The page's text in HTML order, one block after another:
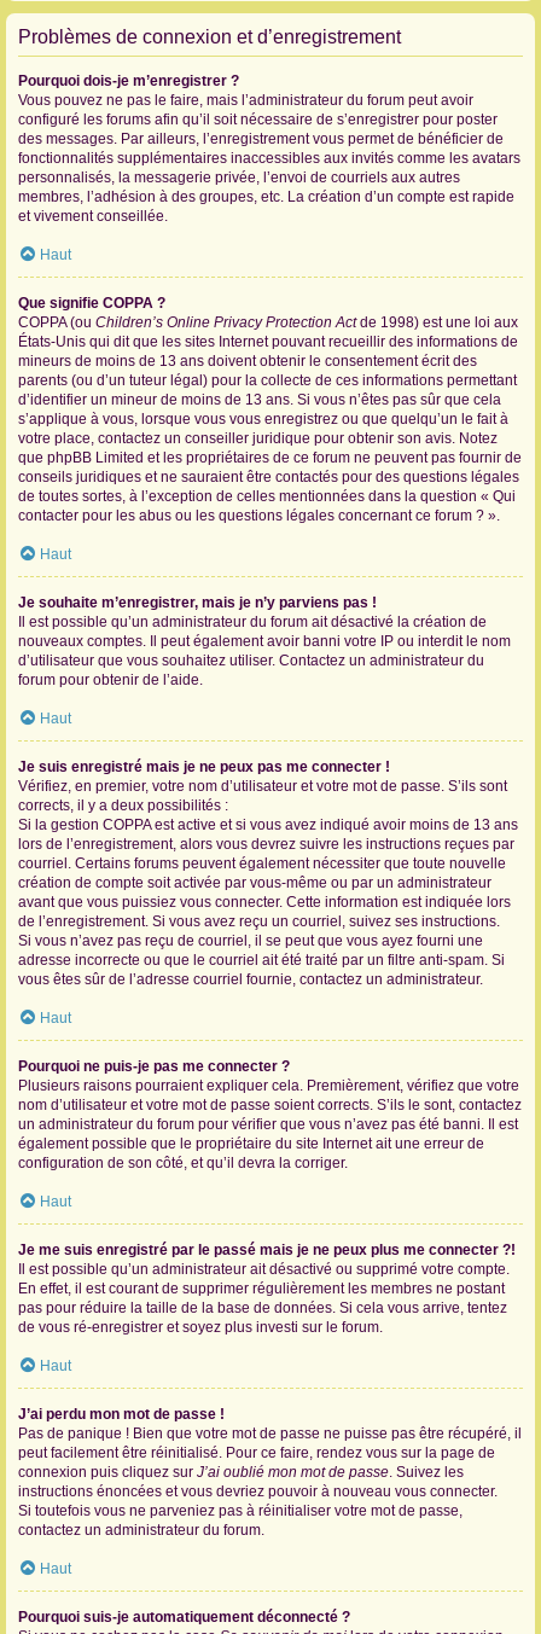
Problèmes de connexion et d’enregistrement
Pourquoi dois-je m’enregistrer ?
Vous pouvez ne pas le faire, mais l’administrateur du forum peut avoir
configuré les forums afin qu’il soit nécessaire de s’enregistrer pour poster
des messages. Par ailleurs, l’enregistrement vous permet de bénéficier de
fonctionnalités supplémentaires inaccessibles aux invités comme les avatars
personnalisés, la messagerie privée, l’envoi de courriels aux autres
membres, l’adhésion à des groupes, etc. La création d’un compte est rapide
et vivement conseillée.
Haut
Que signifie COPPA ?
COPPA (ou Children’s Online Privacy Protection Actde 1998) est une loi aux
États-Unis qui dit que les sites Internet pouvant recueillir des informations de
mineurs de moins de 13 ans doivent obtenir le consentement écrit des
parents (ou d’un tuteur légal) pour la collecte de ces informations permettant
d’identifier un mineur de moins de 13 ans. Si vous n’êtes pas sûr que cela
s’applique à vous, lorsque vous vous enregistrez ou que quelqu’un le fait à
votre place, contactez un conseiller juridique pour obtenir son avis. Notez
que phpBB Limited et les propriétaires de ce forum ne peuvent pas fournir de
conseils juridiques et ne sauraient être contactés pour des questions légales
de toutes sortes, à l’exception de celles mentionnées dans la question « Qui
contacter pour les abus ou les questions légales concernant ce forum ? ».
Haut
Je souhaite m’enregistrer, mais je n’y parviens pas !
Il est possible qu’un administrateur du forum ait désactivé la création de
nouveaux comptes. Il peut également avoir banni votre IP ou interdit le nom
d’utilisateur que vous souhaitez utiliser. Contactez un administrateur du
forum pour obtenir de l’aide.
Haut
Je suis enregistré mais je ne peux pas me connecter !
Vérifiez, en premier, votre nom d’utilisateur et votre mot de passe. S’ils sont
corrects, il y a deux possibilités :
Si la gestion COPPA est active et si vous avez indiqué avoir moins de 13 ans
lors de l’enregistrement, alors vous devrez suivre les instructions reçues par
courriel. Certains forums peuvent également nécessiter que toute nouvelle
création de compte soit activée par vous-même ou par un administrateur
avant que vous puissiez vous connecter. Cette information est indiquée lors
de l’enregistrement. Si vous avez reçu un courriel, suivez ses instructions.
Si vous n’avez pas reçu de courriel, il se peut que vous ayez fourni une
adresse incorrecte ou que le courriel ait été traité par un filtre anti-spam. Si
vous êtes sûr de l’adresse courriel fournie, contactez un administrateur.
Haut
Pourquoi ne puis-je pas me connecter ?
Plusieurs raisons pourraient expliquer cela. Premièrement, vérifiez que votre
nom d’utilisateur et votre mot de passe soient corrects. S’ils le sont, contactez
un administrateur du forum pour vérifier que vous n’avez pas été banni. Il est
également possible que le propriétaire du site Internet ait une erreur de
configuration de son côté, et qu’il devra la corriger.
Haut
Je me suis enregistré par le passé mais je ne peux plus me connecter ?!
Il est possible qu’un administrateur ait désactivé ou supprimé votre compte.
En effet, il est courant de supprimer régulièrement les membres ne postant
pas pour réduire la taille de la base de données. Si cela vous arrive, tentez
de vous ré-enregistrer et soyez plus investi sur le forum.
Haut
J’ai perdu mon mot de passe !
Pas de panique ! Bien que votre mot de passe ne puisse pas être récupéré, il
peut facilement être réinitialisé. Pour ce faire, rendez vous sur la page de
connexion puis cliquez sur J’ai oublié mon mot de passe. Suivez les
instructions énoncées et vous devriez pouvoir à nouveau vous connecter.
Si toutefois vous ne parveniez pas à réinitialiser votre mot de passe,
contactez un administrateur du forum.
Haut
Pourquoi suis-je automatiquement déconnecté ?